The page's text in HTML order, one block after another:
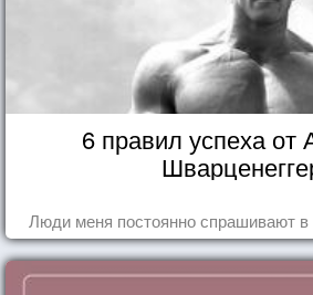
6 правил успеха от
Люди меня постоянно спрашивают в